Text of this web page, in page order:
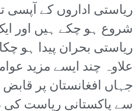
ریاستی اداروں کے آپسی
شروع ہو چکے ہیں اور
ریاستی بحران پیدا ہو
علاوہ چند ایسے مزید
جہاں افغانستان پر
سے پاکستانی ریاست کی